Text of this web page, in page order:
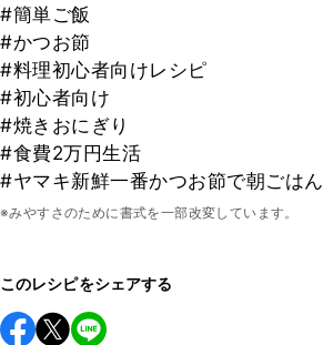
#簡単ご飯
#かつお節
#料理初心者向けレシピ
#初心者向け
#焼きおにぎり
#食費2万円生活
#ヤマキ新鮮一番かつお節で朝ごはん
※みやすさのために書式を一部改変しています。
このレシピをシェアする